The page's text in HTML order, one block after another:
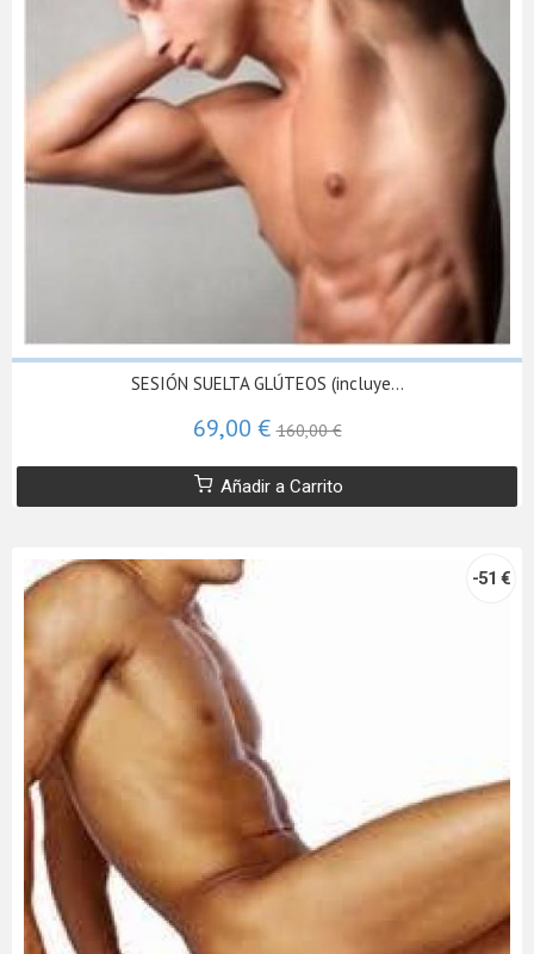
SESIÓN SUELTA GLÚTEOS (incluye...
69,00 €160,00 €
Añadir a Carrito
-51 €